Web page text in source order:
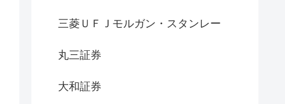
三菱ＵＦＪモルガン・スタンレー
丸三証券
大和証券